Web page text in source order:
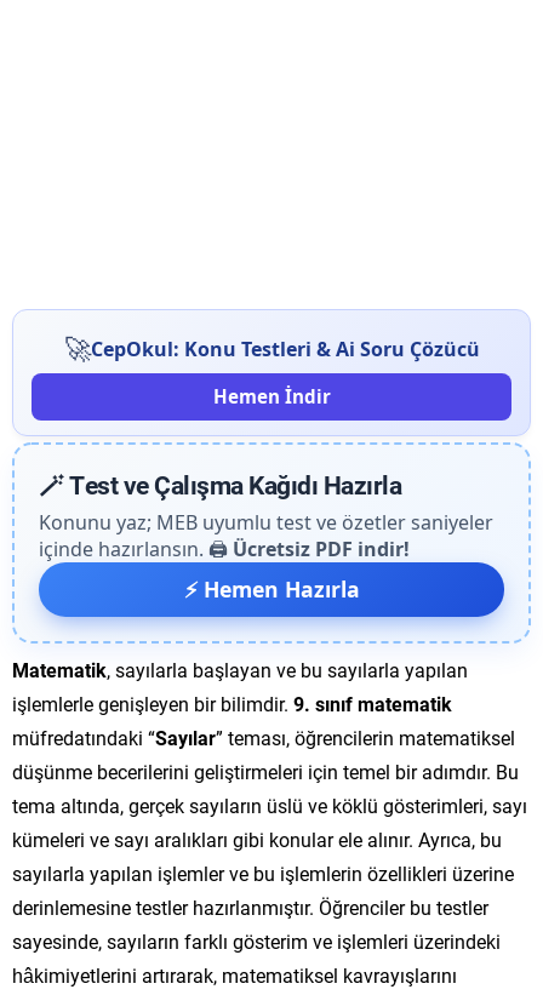
🚀CepOkul: Konu Testleri & Ai Soru Çözücü
Hemen İndir
🪄 Test ve Çalışma Kağıdı Hazırla
Konunu yaz; MEB uyumlu test ve özetler saniyeler
içinde hazırlansın. 🖨️ Ücretsiz PDF indir!
⚡ Hemen Hazırla
Matematik, sayılarla başlayan ve bu sayılarla yapılan
işlemlerle genişleyen bir bilimdir. 9. sınıf matematik
müfredatındaki “Sayılar” teması, öğrencilerin matematiksel
düşünme becerilerini geliştirmeleri için temel bir adımdır. Bu
tema altında, gerçek sayıların üslü ve köklü gösterimleri, sayı
kümeleri ve sayı aralıkları gibi konular ele alınır. Ayrıca, bu
sayılarla yapılan işlemler ve bu işlemlerin özellikleri üzerine
derinlemesine testler hazırlanmıştır. Öğrenciler bu testler
sayesinde, sayıların farklı gösterim ve işlemleri üzerindeki
hâkimiyetlerini artırarak, matematiksel kavrayışlarını